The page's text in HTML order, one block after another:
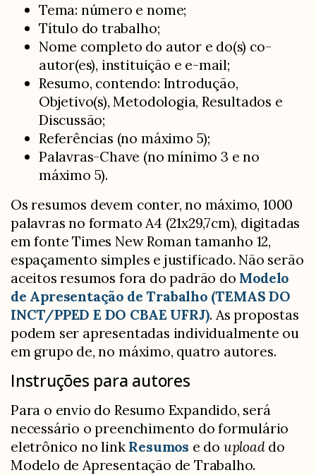
Tema: número e nome;
Título do trabalho;
Nome completo do autor e do(s) co-
autor(es), instituição e e-mail;
Resumo, contendo: Introdução,
Objetivo(s), Metodologia, Resultados e
Discussão;
Referências (no máximo 5);
Palavras-Chave (no mínimo 3 e no
máximo 5).
Os resumos devem conter, no máximo, 1000
palavras no formato A4 (21x29,7cm), digitadas
em fonte Times New Roman tamanho 12,
espaçamento simples e justificado. Não serão
aceitos resumos fora do padrão do Modelo
de Apresentação de Trabalho (TEMAS DO
INCT/PPED E DO CBAE UFRJ). As propostas
podem ser apresentadas individualmente ou
em grupo de, no máximo, quatro autores.
Instruções para autores
Para o envio do Resumo Expandido, será
necessário o preenchimento do formulário
eletrônico no link Resumos e do uploaddo
Modelo de Apresentação de Trabalho.